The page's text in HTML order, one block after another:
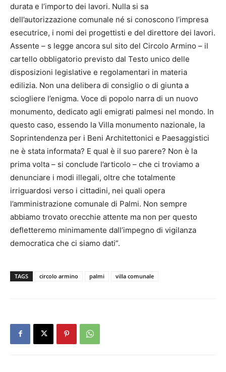
durata e l’importo dei lavori. Nulla si sa
dell’autorizzazione comunale né si conoscono l’impresa
esecutrice, i nomi dei progettisti e del direttore dei lavori.
Assente – s legge ancora sul sito del Circolo Armino – il
cartello obbligatorio previsto dal Testo unico delle
disposizioni legislative e regolamentari in materia
edilizia. Non una delibera di consiglio o di giunta a
sciogliere l’enigma. Voce di popolo narra di un nuovo
monumento, dedicato agli emigrati palmesi nel mondo. In
questo caso, essendo la Villa monumento nazionale, la
Soprintendenza per i Beni Architettonici e Paesaggistici
ne è stata informata? E qual è il suo parere? Non è la
prima volta – si conclude l’articolo – che ci troviamo a
denunciare i modi illegali, oltre che totalmente
irriguardosi verso i cittadini, nei quali opera
l’amministrazione comunale di Palmi. Non sempre
abbiamo trovato orecchie attente ma non per questo
defletteremo minimamente dall’impegno di vigilanza
democratica che ci siamo dati”.
TAGS circolo armino palmi villa comunale